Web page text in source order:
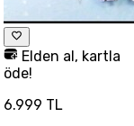
Elden al, kartla
öde!
6.999 TL